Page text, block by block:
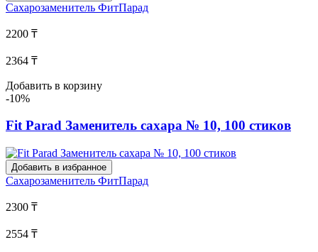
Сахарозаменитель ФитПарад
2200 ₸
2364 ₸
Добавить в корзину
-10%
Fit Parad Заменитель сахара № 10, 100 стиков
Добавить в избранное
Сахарозаменитель ФитПарад
2300 ₸
2554 ₸